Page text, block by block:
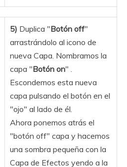
5) Duplica "Botón off"
arrastrándolo al icono de
nueva Capa. Nombramos la
capa "Botón on" .
Escondemos esta nueva
capa pulsando el botón en el
"ojo" al lado de él.
Ahora ponemos atrás el
"botón off" capa y hacemos
una sombra pequeña con la
Capa de Efectos yendo a la